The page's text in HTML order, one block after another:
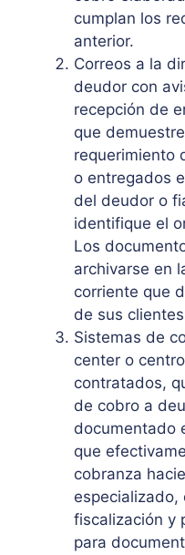
cumplan los
anterior.
Correos a la
deudor con
recepción de
que
requerimiento
o entregados
del deudor o
identifique el
Los
archivarse en
corriente que
de sus
Sistemas de
center o
contratados,
de cobro a
documentado
que
cobranza
especializado,
fiscalización y
para